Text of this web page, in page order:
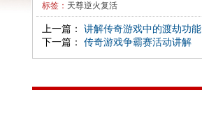
标签： 天尊逆火复活
上一篇： 讲解传奇游戏中的渡劫功能
下一篇： 传奇游戏争霸赛活动讲解